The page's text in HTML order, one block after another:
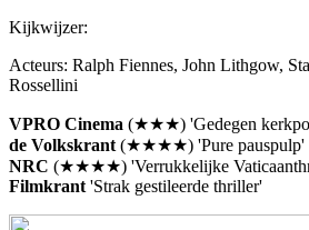
Kijkwijzer:
Acteurs: Ralph Fiennes, John Lithgow,
Rossellini
VPRO Cinema (★★★) 'Gedegen
de Volkskrant (★★★★) 'Pure pauspulp'
NRC (★★★★) 'Verrukkelijke
Filmkrant 'Strak gestileerde thriller'